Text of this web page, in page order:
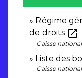
Régime
de droits open_in_new
Caisse
Liste des
Caisse